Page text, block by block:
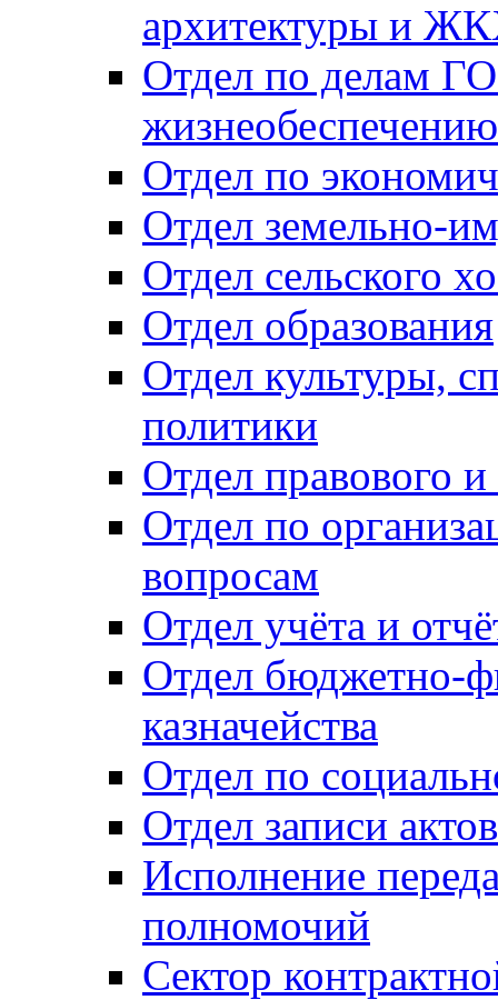
архитектуры и
Отдел по делам
Отдел по
Отдел земельно-
Отдел сельского
Отдел образования
Отдел культуры,
политики
Отдел правового
Отдел по
вопросам
Отдел учёта и
Отдел бюджетно-
казначейства
Отдел по
Отдел записи
Исполнение
полномочий
Сектор